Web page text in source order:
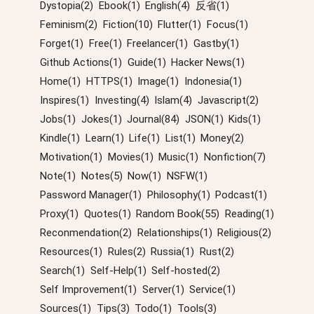
Dystopia(2) Ebook(1) English(4)
反省(1)
Feminism(2) Fiction(10) Flutter(1) Focus(1)
Forget(1) Free(1) Freelancer(1) Gastby(1)
Github Actions(1) Guide(1) Hacker News(1)
Home(1) HTTPS(1) Image(1) Indonesia(1)
Inspires(1) Investing(4) Islam(4) Javascript(2)
Jobs(1) Jokes(1) Journal(84) JSON(1) Kids(1)
Kindle(1) Learn(1) Life(1) List(1) Money(2)
Motivation(1) Movies(1) Music(1) Nonfiction(7)
Note(1) Notes(5) Now(1) NSFW(1)
Password Manager(1) Philosophy(1) Podcast(1)
Proxy(1) Quotes(1) Random Book(55) Reading(1)
Reconmendation(2) Relationships(1) Religious(2)
Resources(1) Rules(2) Russia(1) Rust(2)
Search(1) Self-Help(1) Self-hosted(2)
Self Improvement(1) Server(1) Service(1)
Sources(1) Tips(3) Todo(1) Tools(3)